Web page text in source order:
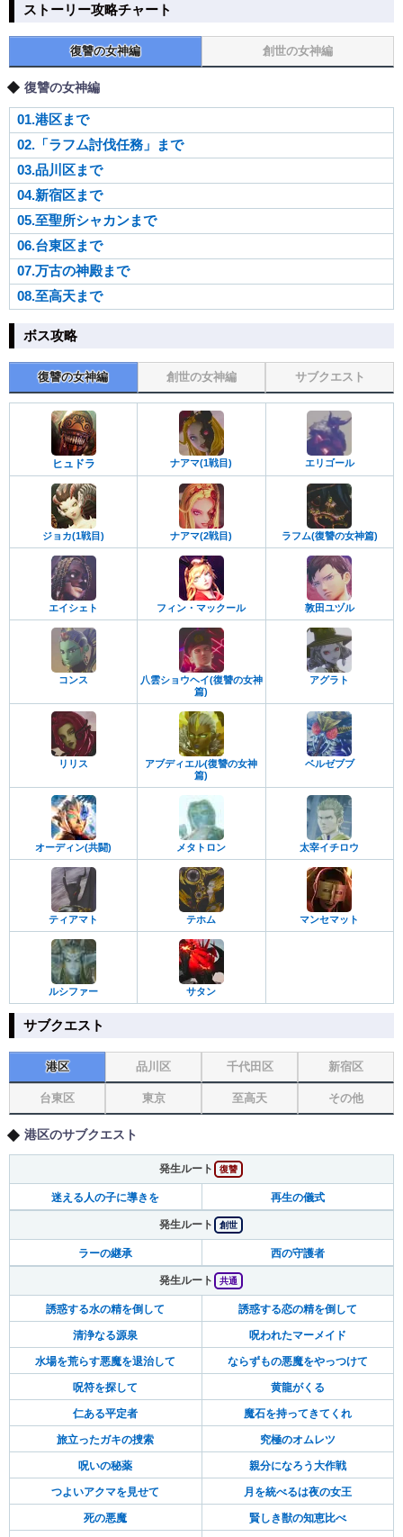
ストーリー攻略チャート
復讐の女神編 創世の女神編
復讐の女神編
01.港区まで
02.「ラフム討伐任務」まで
03.品川区まで
04.新宿区まで
05.至聖所シャカンまで
06.台東区まで
07.万古の神殿まで
08.至高天まで
ボス攻略
復讐の女神編 創世の女神編 サブクエスト
ヒュドラ ナアマ(1戦目) エリゴール
ジョカ(1戦目) ナアマ(2戦目) ラフム(復讐の女神篇)
エイシェト フィン・マックール 敦田ユヅル
コンス
八雲ショウヘイ(復讐の女神
篇)
アグラト
リリス
アブディエル(復讐の女神
篇)
ベルゼブブ
オーディン(共闘) メタトロン 太宰イチロウ
ティアマト テホム マンセマット
ルシファー サタン
サブクエスト
港区 品川区 千代田区 新宿区
台東区 東京 至高天 その他
港区のサブクエスト
発生ルート 復讐
迷える人の子に導きを 再生の儀式
発生ルート 創世
ラーの継承 西の守護者
発生ルート 共通
誘惑する水の精を倒して 誘惑する恋の精を倒して
清浄なる源泉 呪われたマーメイド
水場を荒らす悪魔を退治して ならずもの悪魔をやっつけて
呪符を探して 黄龍がくる
仁ある平定者 魔石を持ってきてくれ
旅立ったガキの捜索 究極のオムレツ
呪いの秘薬 親分になろう大作戦
つよいアクマを見せて 月を統べるは夜の女王
死の悪魔 賢しき獣の知恵比べ